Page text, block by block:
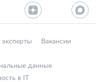
Вакансии
данные
в IT